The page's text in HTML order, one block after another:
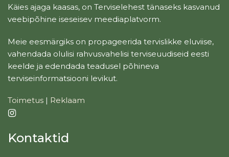
Käies ajaga kaasas, on Terviselehest tänaseks kasvanud
veebipõhine iseseisev meediaplatvorm.
Meie eesmärgiks on propageerida tervislikke eluviise,
vahendada olulisi rahvusvahelisi terviseuudiseid eesti
keelde ja edendada teadusel põhineva
terviseinformatsiooni levikut.
Toimetus | Reklaam
Kontaktid